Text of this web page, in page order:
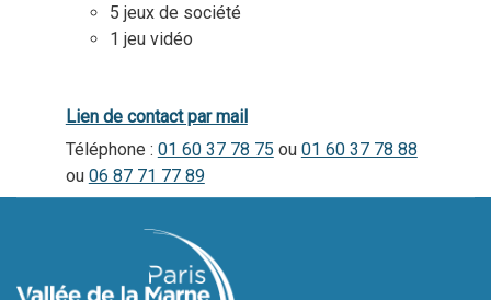
5 jeux de société
1 jeu vidéo
Lien de contact par mail
Téléphone : 01 60 37 78 75 ou 01 60 37 78 88
ou 06 87 71 77 89